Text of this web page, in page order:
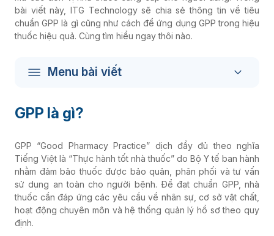
bài viết này, ITG Technology sẽ chia sẻ thông tin về tiêu
chuẩn GPP là gì cũng như cách để ứng dụng GPP trong hiệu
thuốc hiệu quả. Cùng tìm hiểu ngay thôi nào.
Menu bài viết
GPP là gì?
GPP “Good Pharmacy Practice” dịch đầy đủ theo nghĩa
Tiếng Việt là “Thực hành tốt nhà thuốc” do Bộ Y tế ban hành
nhằm đảm bảo thuốc được bảo quản, phân phối và tư vấn
sử dụng an toàn cho người bệnh. Để đạt chuẩn GPP, nhà
thuốc cần đáp ứng các yêu cầu về nhân sự, cơ sở vật chất,
hoạt động chuyên môn và hệ thống quản lý hồ sơ theo quy
định.